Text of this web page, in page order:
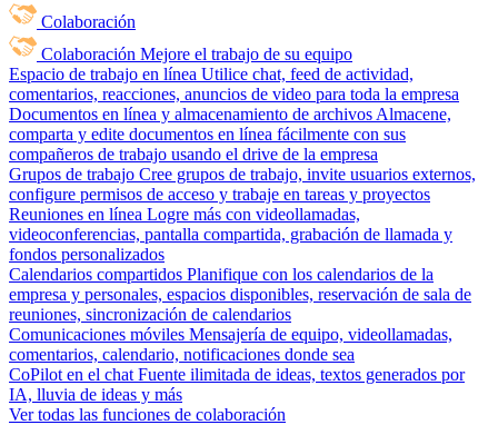
Colaboración
Colaboración Mejore el trabajo de su equipo
Espacio de trabajo en línea Utilice chat, feed de actividad,
comentarios, reacciones, anuncios de video para toda la empresa
Documentos en línea y almacenamiento de archivos Almacene,
comparta y edite documentos en línea fácilmente con sus
compañeros de trabajo usando el drive de la empresa
Grupos de trabajo Cree grupos de trabajo, invite usuarios externos,
configure permisos de acceso y trabaje en tareas y proyectos
Reuniones en línea Logre más con videollamadas,
videoconferencias, pantalla compartida, grabación de llamada y
fondos personalizados
Calendarios compartidos Planifique con los calendarios de la
empresa y personales, espacios disponibles, reservación de sala de
reuniones, sincronización de calendarios
Comunicaciones móviles Mensajería de equipo, videollamadas,
comentarios, calendario, notificaciones donde sea
CoPilot en el chat Fuente ilimitada de ideas, textos generados por
IA, lluvia de ideas y más
Ver todas las funciones de colaboración